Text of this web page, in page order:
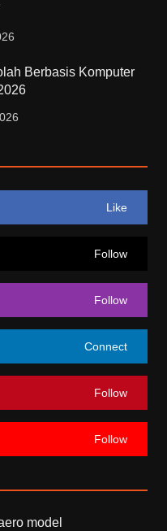
Berbasis Komputer
Like
Follow
Follow
Connect
Follow
Follow
model